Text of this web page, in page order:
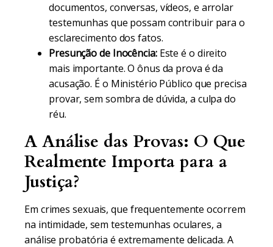
documentos, conversas, vídeos, e arrolar
testemunhas que possam contribuir para o
esclarecimento dos fatos.
Presunção de Inocência:Este é o direito
mais importante. O ônus da prova é da
acusação. É o Ministério Público que precisa
provar, sem sombra de dúvida, a culpa do
réu.
A Análise das Provas: O Que
Realmente Importa para a
Justiça?
Em crimes sexuais, que frequentemente ocorrem
na intimidade, sem testemunhas oculares, a
análise probatória é extremamente delicada. A